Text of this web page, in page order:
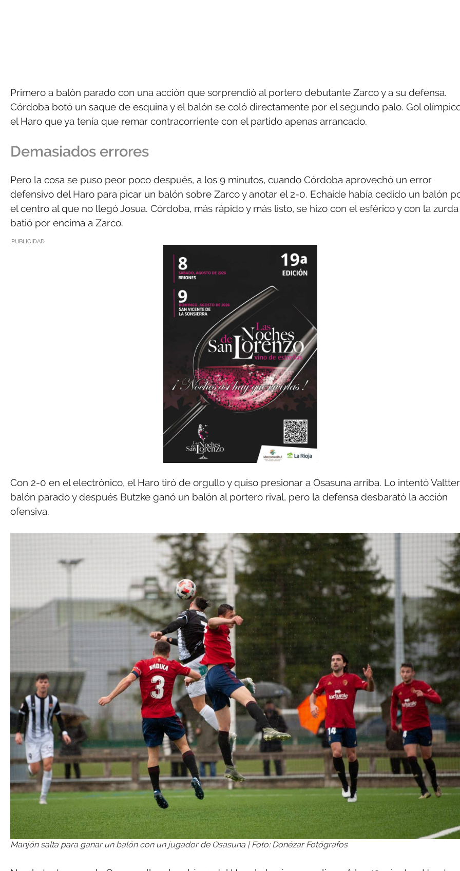
Primero a balón parado con una acción que sorprendió al portero debutante Zarco y a su defensa.
Córdoba botó un saque de esquina y el balón se coló directamente por el segundo palo. Gol
el Haro que ya tenía que remar contracorriente con el partido apenas arrancado.
Demasiados errores
Pero la cosa se puso peor poco después, a los 9 minutos, cuando Córdoba aprovechó un error
defensivo del Haro para picar un balón sobre Zarco y anotar el 2-0. Echaide había cedido un balón
el centro al que no llegó Josua. Córdoba, más rápido y más listo, se hizo con el esférico y con la zurda
batió por encima a Zarco.
PUBLICIDAD
Con 2-0 en el electrónico, el Haro tiró de orgullo y quiso presionar a Osasuna arriba. Lo intentó
balón parado y después Butzke ganó un balón al portero rival, pero la defensa desbarató la acción
ofensiva.
Manjón salta para ganar un balón con un jugador de Osasuna | Foto: Donézar Fotógrafos